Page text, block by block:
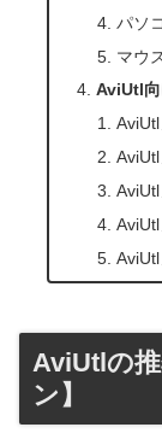
パソ
マウ
AviUtl向
AviUtlの
ン】